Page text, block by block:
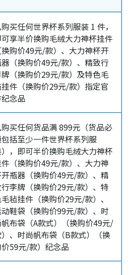
买任何世界杯系列服装 1 件，
享半价换购毛绒大力神杯挂件
换购价49元/款）、大力神杯开
（换购价49元/款）、精致行
（换购价29元/款）及特色毛
件（换购价29元/款）指定官
念品
买任何货品满 899元（货品必
括至少一件世界杯系列服
，即可半价换购毛绒大力神杯
（换购价49元/款）、大力神
瓶器（换购价49元/款）、精
李牌（换购价29元/款）、特
毡挂件（换购价29元/款）、
鞋袋（换购价99元/款）、时
帆布袋（A款式）（换购价49元/
、时尚帆布袋（B款式）（换
59元/款）纪念品